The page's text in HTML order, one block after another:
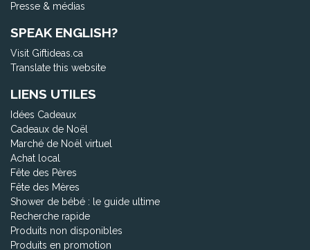
Presse & médias
SPEAK ENGLISH?
Visit Giftideas.ca
Translate this website
LIENS UTILES
Idées Cadeaux
Cadeaux de Noël
Marché de Noël virtuel
Achat local
Fête des Pères
Fête des Mères
Shower de bébé : le guide ultime
Recherche rapide
Produits non disponibles
Produits en promotion